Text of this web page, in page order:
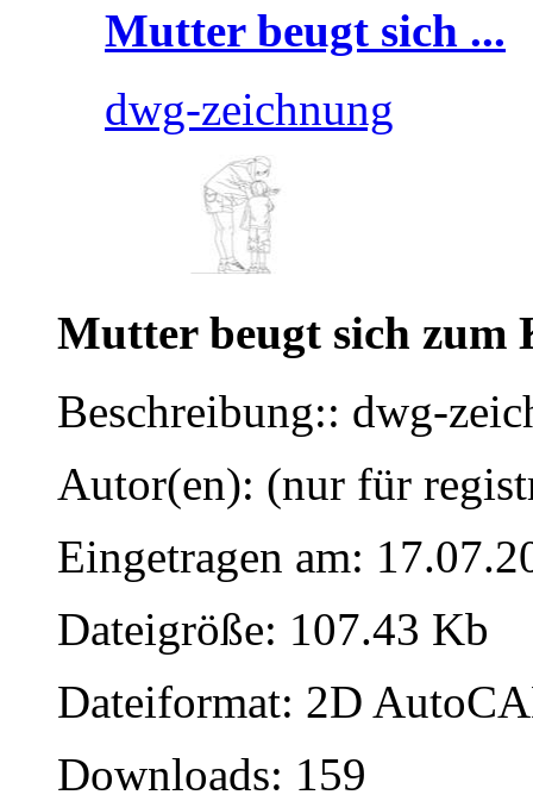
Mutter beugt sich ...
dwg-zeichnung
Mutter beugt sich zum
Beschreibung:: dwg-
Autor(en): (nur für
Eingetragen am:
Dateigröße: 107.43 Kb
Dateiformat: 2D
Downloads: 159